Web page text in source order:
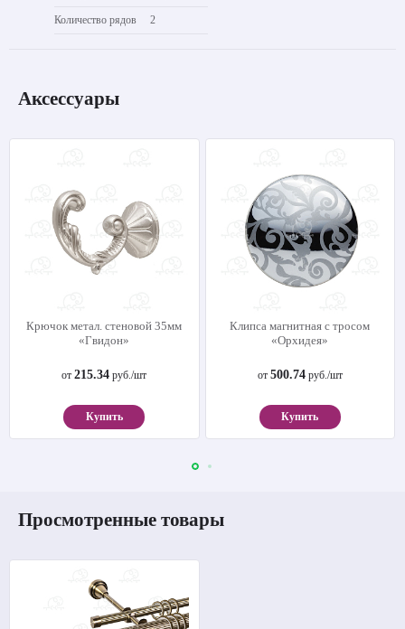
Количество рядов 2
Аксессуары
Крючок метал. стеновой 35мм
«Гвидон»
от215.34 руб./шт
Купить
Клипса магнитная с тросом
«Орхидея»
от 500.74руб./шт
Купить
Просмотренные товары